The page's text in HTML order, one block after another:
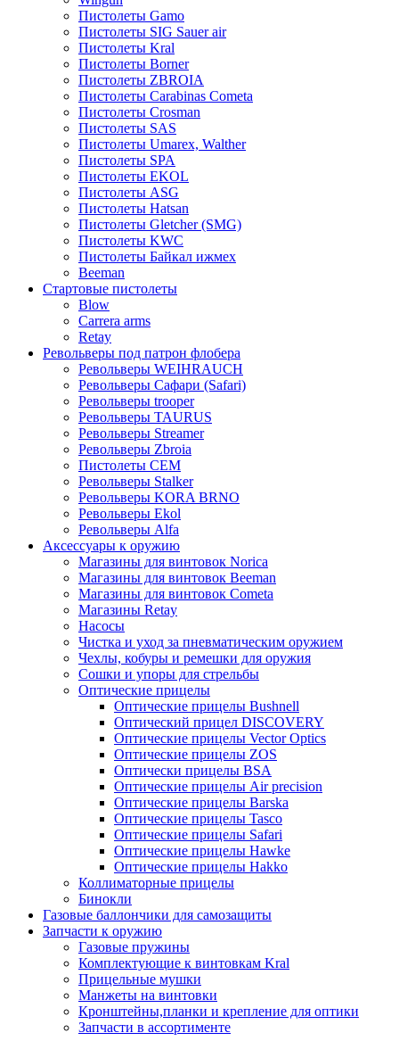
Пистолеты Gamo
Пистолеты SIG Sauer air
Пистолеты Kral
Пистолеты Borner
Пистолеты ZBROIA
Пистолеты Carabinas Cometa
Пистолеты Crosman
Пистолеты SAS
Пистолеты Umarex, Walther
Пистолеты SPA
Пистолеты EKOL
Пистолеты ASG
Пистолеты Hatsan
Пистолеты Gletcher (SMG)
Пистолеты KWC
Пистолеты Байкал ижмех
Beeman
Стартовые пистолеты
Blow
Carrera arms
Retay
Револьверы под патрон флобера
Револьверы WEIHRAUCH
Револьверы Сафари (Safari)
Револьверы trooper
Револьверы TAURUS
Револьверы Streamer
Револьверы Zbroia
Пистолеты СЕМ
Револьверы Stalker
Револьверы KORA BRNO
Револьверы Ekol
Револьверы Alfa
Аксессуары к оружию
Магазины для винтовок Norica
Магазины для винтовок Beeman
Магазины для винтовок Cometa
Магазины Retay
Насосы
Чистка и уход за пневматическим оружием
Чехлы, кобуры и ремешки для оружия
Сошки и упоры для стрельбы
Оптические прицелы
Оптические прицелы Bushnell
Оптический прицел DISCOVERY
Оптические прицелы Vector Optics
Оптические прицелы ZOS
Оптически прицелы BSA
Оптические прицелы Air precision
Оптические прицелы Barska
Оптические прицелы Tasco
Оптические прицелы Safari
Оптические прицелы Hawke
Оптические прицелы Hakko
Коллиматорные прицелы
Бинокли
Газовые баллончики для самозащиты
Запчасти к оружию
Газовые пружины
Комплектующие к винтовкам Kral
Прицельные мушки
Манжеты на винтовки
Кронштейны,планки и крепление для оптики
Запчасти в ассортименте